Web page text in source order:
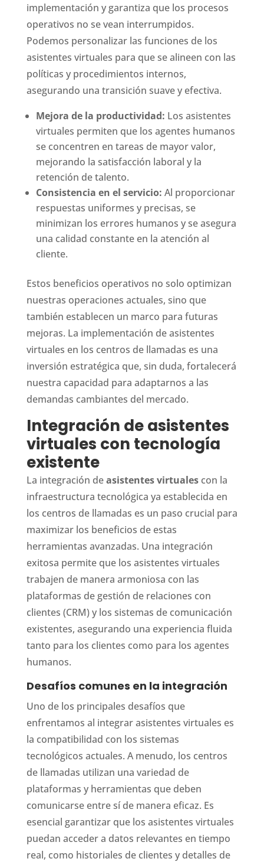
implementación y garantiza que los procesos
operativos no se vean interrumpidos.
Podemos personalizar las funciones de los
asistentes virtuales para que se alineen con las
políticas y procedimientos internos,
asegurando una transición suave y efectiva.
Mejora de la productividad: Los asistentes
virtuales permiten que los agentes humanos
se concentren en tareas de mayor valor,
mejorando la satisfacción laboral y la
retención de talento.
Consistencia en el servicio: Al proporcionar
respuestas uniformes y precisas, se
minimizan los errores humanos y se asegura
una calidad constante en la atención al
cliente.
Estos beneficios operativos no solo optimizan
nuestras operaciones actuales, sino que
también establecen un marco para futuras
mejoras. La implementación de asistentes
virtuales en los centros de llamadas es una
inversión estratégica que, sin duda, fortalecerá
nuestra capacidad para adaptarnos a las
demandas cambiantes del mercado.
Integración de asistentes
virtuales con tecnología
existente
La integración deasistentes virtualescon la
infraestructura tecnológica ya establecida en
los centros de llamadas es un paso crucial para
maximizar los beneficios de estas
herramientas avanzadas. Una integración
exitosa permite que los asistentes virtuales
trabajen de manera armoniosa con las
plataformas de gestión de relaciones con
clientes (CRM) y los sistemas de comunicación
existentes, asegurando una experiencia fluida
tanto para los clientes como para los agentes
humanos.
Desafíos comunes en la integración
Uno de los principales desafíos que
enfrentamos al integrar asistentes virtuales es
la compatibilidad con los sistemas
tecnológicos actuales. A menudo, los centros
de llamadas utilizan una variedad de
plataformas y herramientas que deben
comunicarse entre sí de manera eficaz. Es
esencial garantizar que los asistentes virtuales
puedan acceder a datos relevantes en tiempo
real, como historiales de clientes y detalles de